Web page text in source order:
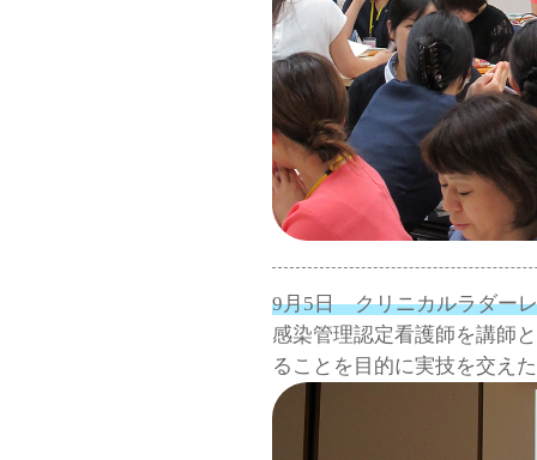
9月5日 クリニカルラダー
感染管理認定看護師を講師
ることを目的に実技を交え